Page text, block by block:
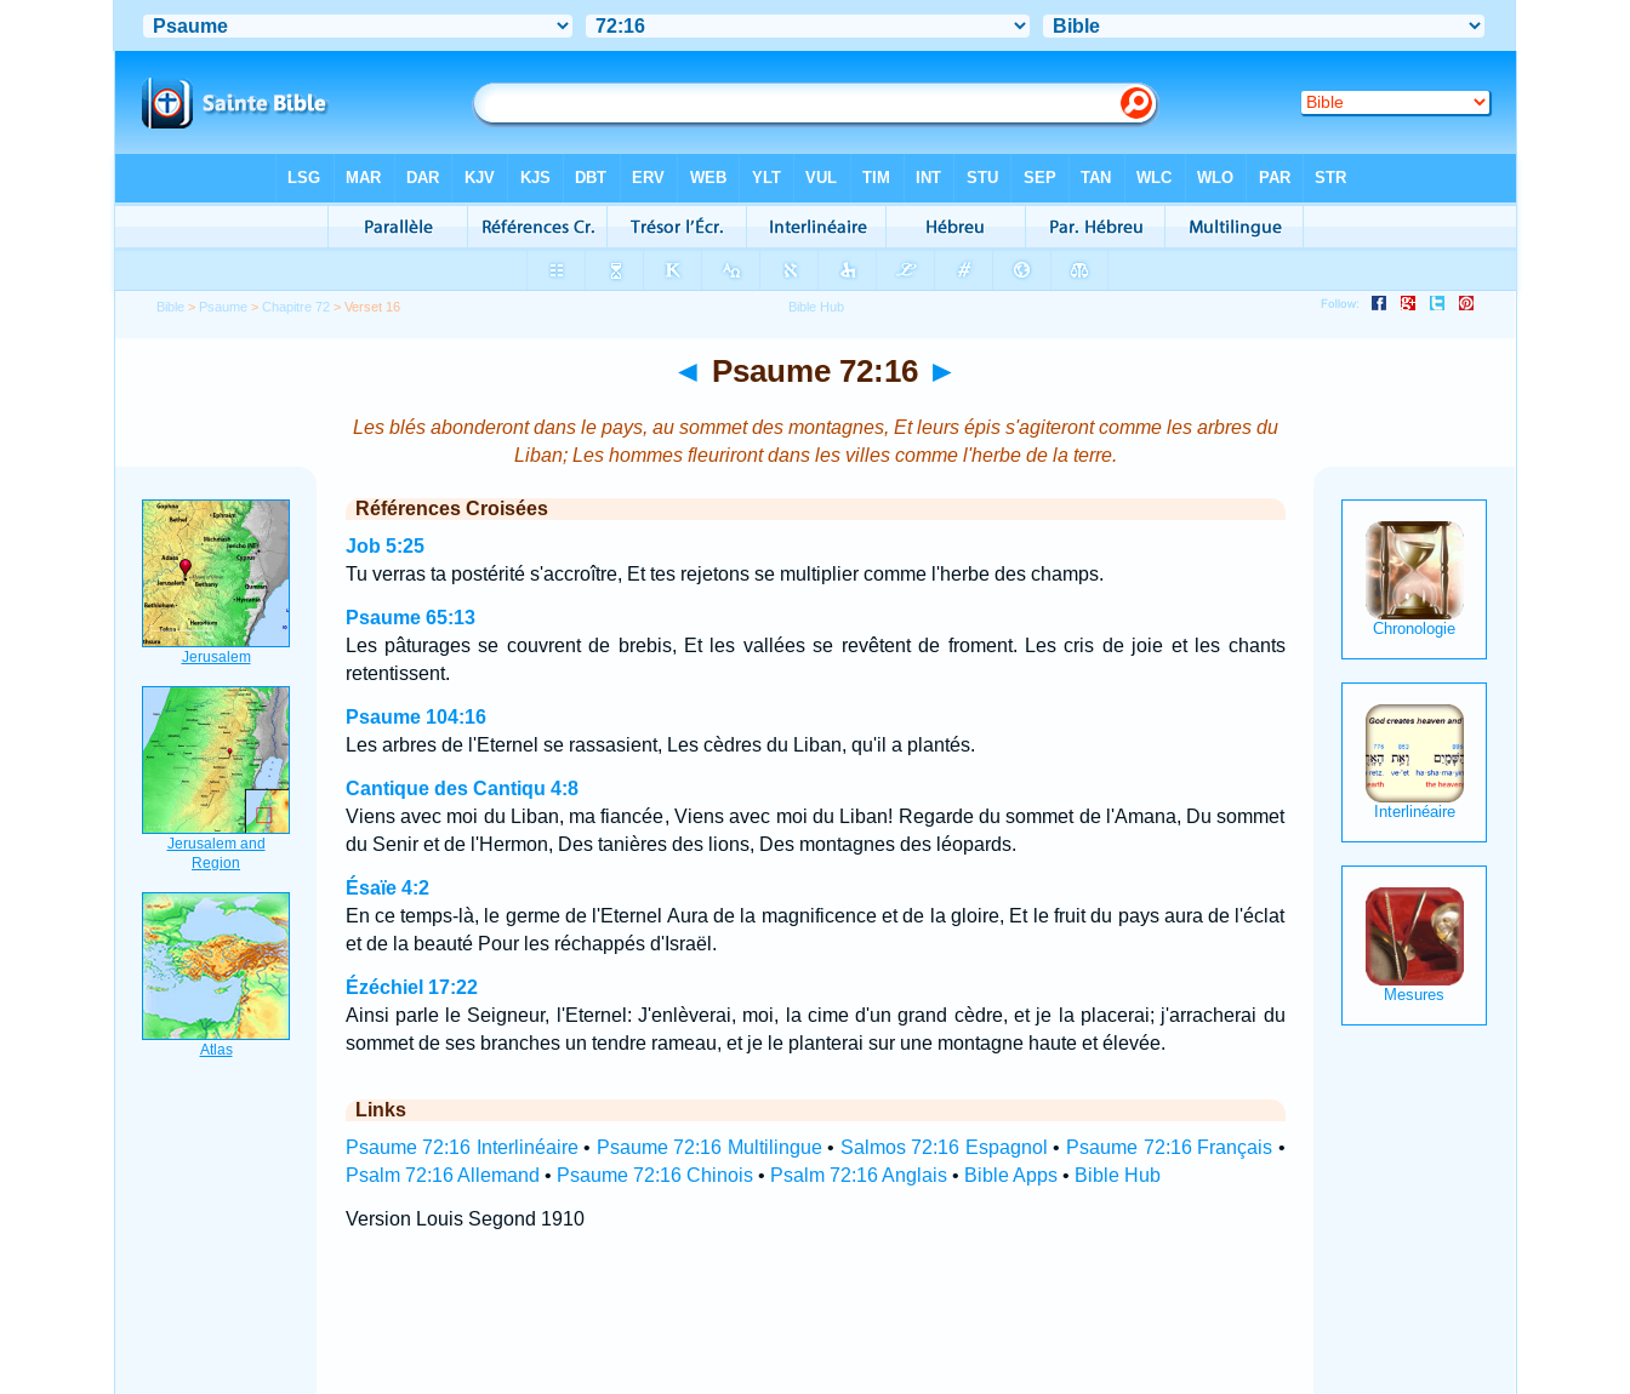
Bible > Psaume >Chapitre 72 > Verset 16
◄ Psaume 72:16 ►
Les blés abonderont dans le pays, au sommet des montagnes, Et leurs épis s'agiteront comme les arbres du
Liban; Les hommes fleuriront dans les villes comme l'herbe de la terre.
Références Croisées
Job 5:25
Tu verras ta postérité s'accroître, Et tes rejetons se multiplier comme l'herbe des champs.
Psaume 65:13
Les pâturages se couvrent de brebis, Et les vallées se revêtent de froment. Les cris de joie et les chants
retentissent.
Psaume 104:16
Les arbres de l'Eternel se rassasient, Les cèdres du Liban, qu'il a plantés.
Cantique des Cantiqu 4:8
Viens avec moi du Liban, ma fiancée, Viens avec moi du Liban! Regarde du sommet de l'Amana, Du sommet
du Senir et de l'Hermon, Des tanières des lions, Des montagnes des léopards.
Ésaïe 4:2
En ce temps-là, le germe de l'Eternel Aura de la magnificence et de la gloire, Et le fruit du pays aura de l'éclat
et de la beauté Pour les réchappés d'Israël.
Ézéchiel 17:22
Ainsi parle le Seigneur, l'Eternel: J'enlèverai, moi, la cime d'un grand cèdre, et je la placerai; j'arracherai du
sommet de ses branches un tendre rameau, et je le planterai sur une montagne haute et élevée.
Links
Psaume 72:16 Interlinéaire• Psaume 72:16 Multilingue• Salmos 72:16 Espagnol • Psaume 72:16 Français •
Psalm 72:16 Allemand • Psaume 72:16 Chinois• Psalm 72:16 Anglais• Bible Apps• Bible Hub
Version Louis Segond 1910